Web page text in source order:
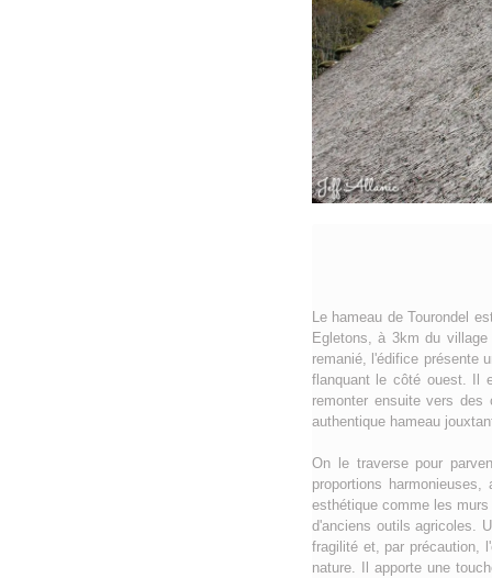
Le hameau de Tourondel
Egletons, à 3km du
remanié, l'édifice présente
flanquant le côté ouest. Il
remonter ensuite vers
authentique hameau
On le traverse pour
proportions
esthétique comme les
d'anciens outils agricoles.
fragilité et, par précaution,
nature. Il apporte une